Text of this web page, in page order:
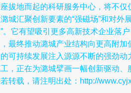
拔地而起的科研服务中心，将不
城汇聚创新要素的“强磁场”和对外
。它有望吸引更多高新技术企业落
最终推动潞城产业结构向更高附
可持续发展注入源源不断的强劲
，正在为潞城擘画一幅创新驱动、
转载，请注明出处：http://